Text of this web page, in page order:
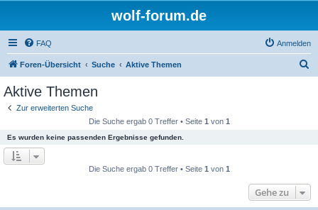
wolf-forum.de
FAQ Anmelden
Foren-Übersicht Suche Aktive Themen
Aktive Themen
Zur erweiterten Suche
Die Suche ergab 0 Treffer • Seite 1 von 1
Es wurden keine passenden Ergebnisse gefunden.
Die Suche ergab 0 Treffer • Seite 1 von 1
Gehe zu